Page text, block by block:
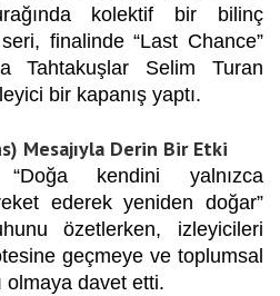
kolektif bir bilinç
finalinde “Last Chance”
Tahtakuşlar Selim Turan
bir kapanış yaptı.
Mesajıyla Derin Bir Etki
kendini yalnızca
ederek yeniden doğar”
özetlerken, izleyicileri
geçmeye ve toplumsal
olmaya davet etti.